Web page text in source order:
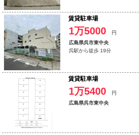
賃貸駐車場
1万5000
円
広島県呉市東中央
呉駅から徒歩 19分
賃貸駐車場
1万5400
円
広島県呉市東中央